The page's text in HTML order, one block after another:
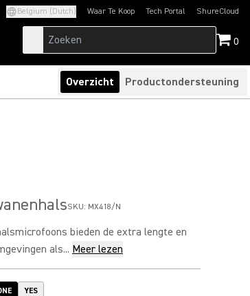
Belgium (Dutch) Waar Te Koop Tech Portal
(Opens in a new tab)ShureCloud
(Opens in a new
0
Overzicht Productondersteuning
SKU: MX418/N
bieden de extra lengte en
als... Meer lezen
YES